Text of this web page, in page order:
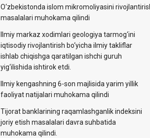
O‘zbekistonda islom mikromoliyasini
masalalari muhokama qilindi
Ilmiy markaz xodimlari geologiya tarmog‘ini
iqtisodiy rivojlantirish bo‘yicha ilmiy takliflar
ishlab chiqishga qaratilgan ishchi guruh
yig‘ilishida ishtirok etdi.
Ilmiy kengashning 6-son majlisida yarim yillik
faoliyat natijalari muhokama qilindi
Tijorat banklarining raqamlashganlik indeksini
joriy etish masalalari davra suhbatida
muhokama qilindi.